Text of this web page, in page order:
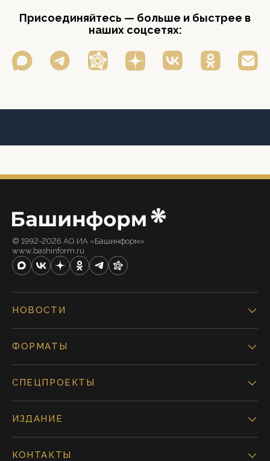
Присоединяйтесь — больше и быстрее в
наших соцсетях:
© 1992-2026 АО ИА «Башинформ».
www.bashinform.ru
НОВОСТИ
ФОРМАТЫ
СПЕЦПРОЕКТЫ
ИЗДАНИЕ
КОНТАКТЫ